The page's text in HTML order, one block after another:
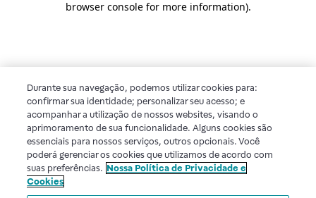
browser console for more information).
Durante sua navegação, podemos utilizar cookies para:
confirmar sua identidade; personalizar seu acesso; e
acompanhar a utilização de nossos websites, visando o
aprimoramento de sua funcionalidade. Alguns cookies são
essenciais para nossos serviços, outros opcionais. Você
poderá gerenciar os cookies que utilizamos de acordo com
suas preferências. Nossa Política de Privacidade e
Cookies